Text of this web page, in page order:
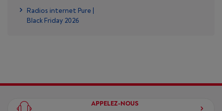
Radios internet Pure |
Black Friday 2026
APPELEZ-NOUS